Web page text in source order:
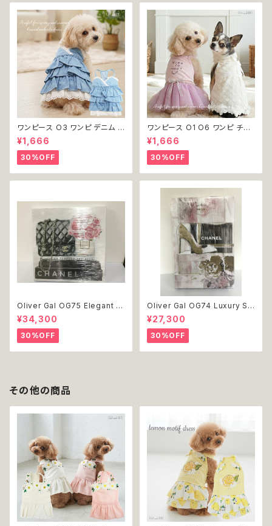
ワンピース O3 ワンピ デニム プ
リーツ レース 女の子 犬 犬服
小型 猫 服 洋服 ペット dog ド
ッグウェア おしゃれ かわいい 返
品交換不可
¥1,666
30%OFF
ワンピース O1 O6 ワンピ チュ
ール レース 花 フラワー 女の子
犬 犬服 小型 猫 服 洋服 ペット
dog ドッグウェア おしゃれ かわ
いい 返品交換不可
¥1,666
30%OFF
Oliver Gal OG75 Elegant E
ssentials Paris 絵 アート イ
ンテリア お祝い 贈り物 プレゼ
ント 結婚 新築 開店 周年 バー
スデイ 誕生日 ご褒美
¥34,300
30%OFF
Oliver Gal OG74 Luxury St
acked Shoes Rose Giftbo
x 絵 アート インテリア お祝い
贈り物 プレゼント 結婚 新築 開
店 周年 バースデイ 誕生日 ご褒
美
¥27,300
30%OFF
その他の商品